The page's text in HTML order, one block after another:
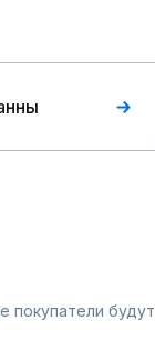
покупатели будут